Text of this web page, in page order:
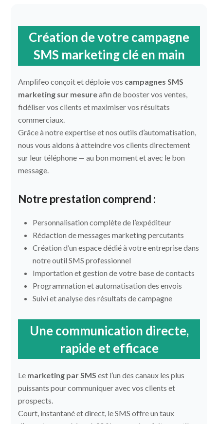
Création de votre campagne
SMS marketing clé en main
Amplifeo conçoit et déploie vos campagnes SMS
marketing sur mesureafin de booster vos ventes,
fidéliser vos clients et maximiser vos résultats
commerciaux.
Grâce à notre expertise et nos outils d’automatisation,
nous vous aidons à atteindre vos clients directement
sur leur téléphone — au bon moment et avec le bon
message.
Notre prestation comprend :
Personnalisation complète de l’expéditeur
Rédaction de messages marketing percutants
Création d’un espace dédié à votre entreprise dans
notre outil SMS professionnel
Importation et gestion de votre base de contacts
Programmation et automatisation des envois
Suivi et analyse des résultats de campagne
Une communication directe,
rapide et efficace
Le marketing par SMS est l’un des canaux les plus
puissants pour communiquer avec vos clients et
prospects.
Court, instantané et direct, le SMS offre un taux